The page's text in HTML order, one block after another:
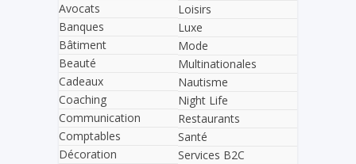
Avocats
Banques
Bâtiment
Beauté
Cadeaux
Coaching
Communication
Comptables
Décoration
Loisirs
Luxe
Mode
Multinationales
Nautisme
Night Life
Restaurants
Santé
Services B2C